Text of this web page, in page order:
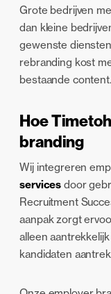
Grote bedrijven
dan kleine
gewenste
rebranding kost
bestaande content.
Hoe
branding
Wij integreren
services door
Recruitment
aanpak zorgt
alleen
kandidaten